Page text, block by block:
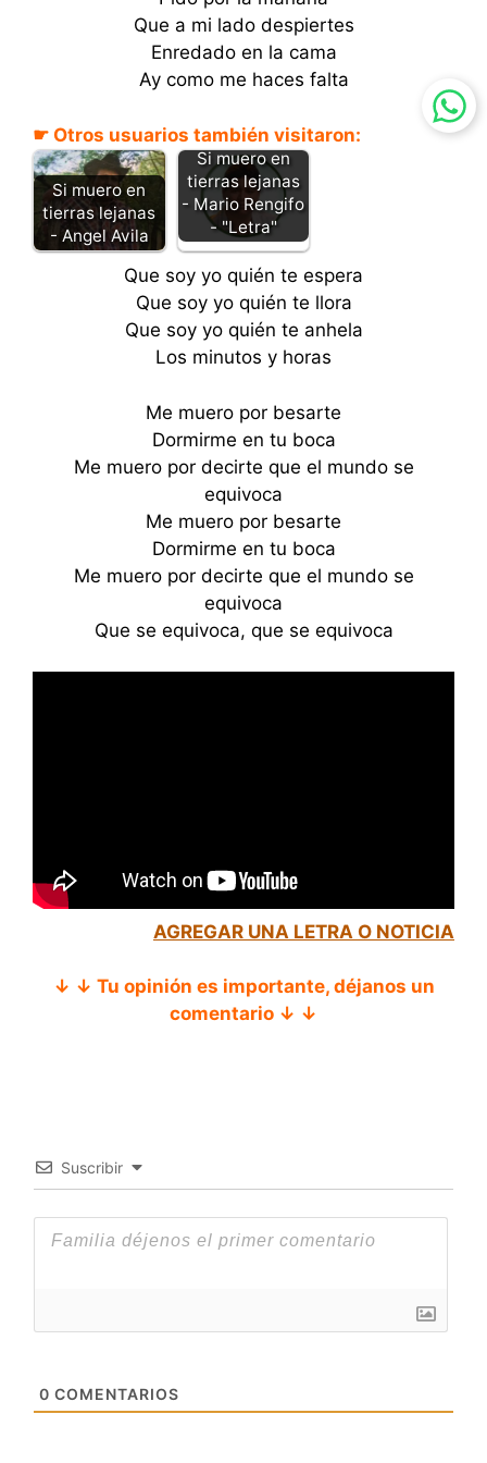
Que a mi lado despiertes
Enredado en la cama
Ay como me haces falta
☛ Otros usuarios también visitaron:
Si muero en
tierras lejanas
- Angel Avila
Si muero en
tierras lejanas
- Mario Rengifo
- "Letra"
Que soy yo quién te espera
Que soy yo quién te llora
Que soy yo quién te anhela
Los minutos y horas
Me muero por besarte
Dormirme en tu boca
Me muero por decirte que el mundo se
equivoca
Me muero por besarte
Dormirme en tu boca
Me muero por decirte que el mundo se
equivoca
Que se equivoca, que se equivoca
AGREGAR UNA LETRA O NOTICIA
↓ ↓ Tu opinión es importante, déjanos un
comentario ↓ ↓
Suscribir
0 COMENTARIOS